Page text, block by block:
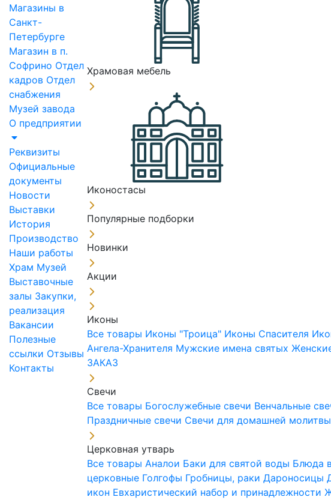
Магазины в
Санкт-
Петербурге
Магазин в п.
Софрино Отдел
кадров Отдел
снабжения
Музей завода
О предприятии
Реквизиты
Официальные
документы
Новости
Выставки
История
Производство
Наши работы
Храм Музей
Выставочные
залы Закупки,
реализация
Вакансии
Полезные
ссылки Отзывы
Контакты
Храмовая мебель
Иконостасы
Популярные подборки
Новинки
Акции
Иконы
Все товары Иконы "Троица" Иконы Спасителя
Ангела-Хранителя Мужские имена святых
ЗАКАЗ
Свечи
Все товары Богослужебные свечи Венчальные
Праздничные свечи Свечи для домашней молитвы
Церковная утварь
Все товарыАналои Баки для святой воды Блюда
церковные Голгофы Гробницы, ракиДароносицы
икон Евхаристический набор и принадлежности